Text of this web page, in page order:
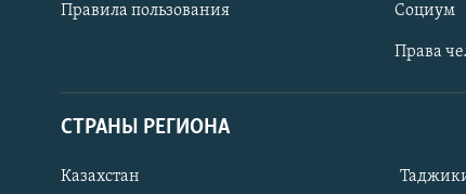
Правила пользования Социум
Права
СТРАНЫ РЕГИОНА
Казахстан